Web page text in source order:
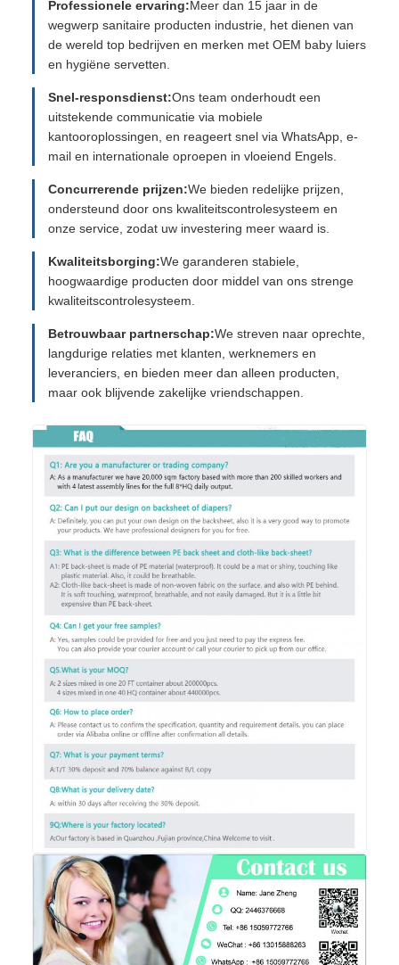
Professionele ervaring:Meer dan 15 jaar in de
wegwerp sanitaire producten industrie, het dienen van
de wereld top bedrijven en merken met OEM baby luiers
en hygiëne servetten.
Snel-responsdienst:Ons team onderhoudt een
uitstekende communicatie via mobiele
kantooroplossingen, en reageert snel via WhatsApp, e-
mail en internationale oproepen in vloeiend Engels.
Concurrerende prijzen:We bieden redelijke prijzen,
ondersteund door ons kwaliteitscontrolesysteem en
onze service, zodat uw investering meer waard is.
Kwaliteitsborging:We garanderen stabiele,
hoogwaardige producten door middel van ons strenge
kwaliteitscontrolesysteem.
Betrouwbaar partnerschap:We streven naar oprechte,
langdurige relaties met klanten, werknemers en
leveranciers, en bieden meer dan alleen producten,
maar ook blijvende zakelijke vriendschappen.